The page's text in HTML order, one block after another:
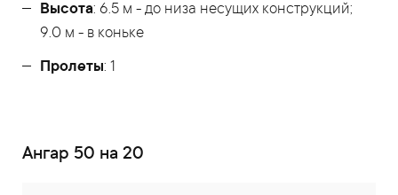
Высота: 6.5 м - до низа несущих конструкций;
9.0 м - в коньке
Пролеты: 1
Ангар 50 на 20